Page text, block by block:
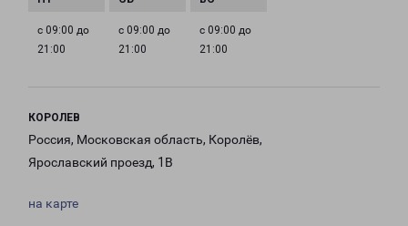
с 09:00 до
21:00
с 09:00 до
21:00
с 09:00 до
21:00
КОРОЛЕВ
Россия, Московская область, Королёв,
Ярославский проезд, 1В
на карте